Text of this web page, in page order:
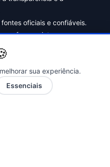
oficiais e confiáveis.
foco no interesse
sua experiência.
Essenciais